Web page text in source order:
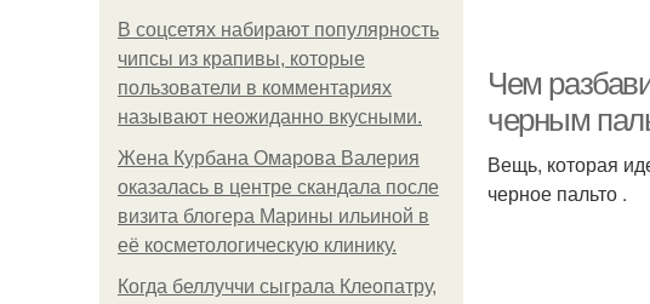
В соцсетях набирают популярность
чипсы из крапивы, которые
пользователи в комментариях
называют неожиданно вкусными.
Жена Курбана Омарова Валерия
оказалась в центре скандала после
визита блогера Марины ильиной в
её косметологическую клинику.
Когда беллуччи сыграла Клеопатру,
Чем
черным
Вещь, которая
черное пальто .